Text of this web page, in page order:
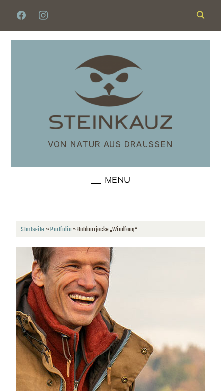
VON NATUR AUS DRAUSSEN
MENU
Startseite »Portfolio»Outdoorjacke „Windfang“